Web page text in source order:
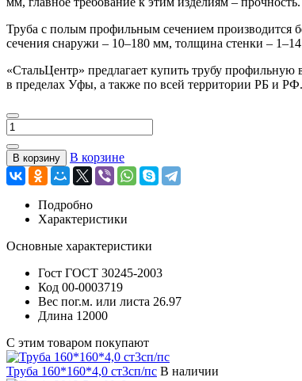
Труба с полым профильным сечением производится
сечения снаружи – 10–180 мм, толщина стенки –
«СтальЦентр» предлагает купить трубу профильную
в пределах Уфы, а также по всей территории РБ и РФ.
В корзину В корзине
Подробно
Характеристики
Основные характеристики
Гост ГОСТ 30245-2003
Код 00-0003719
Вес пог.м. или листа 26.97
Длина 12000
С этим товаром покупают
Труба 160*160*4,0 ст3сп/пс В наличии